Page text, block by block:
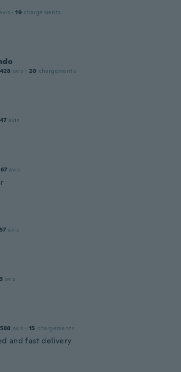
avis · 19 chargements
428 avis · 20 chargements
47 avis
67 avis
57 avis
3 avis
588 avis · 15 chargements
and fast delivery